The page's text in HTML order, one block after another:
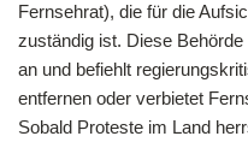
Fernsehrat), die für die
zuständig ist. Diese
an und befiehlt
entfernen oder verbietet
Sobald Proteste im Land